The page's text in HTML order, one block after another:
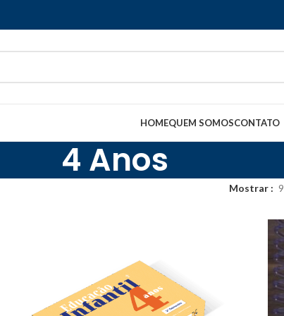
HOMEQUEM SOMOSCONTATO
4 Anos
Mostrar 9